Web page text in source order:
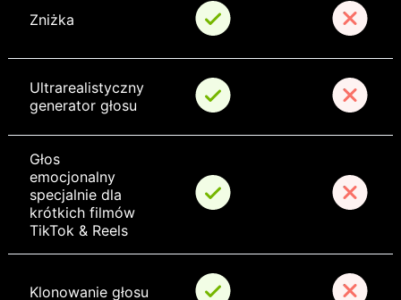
Zniżka
Ultrarealistyczny
generator głosu
Głos
emocjonalny
specjalnie dla
krótkich filmów
TikTok & Reels
Klonowanie głosu